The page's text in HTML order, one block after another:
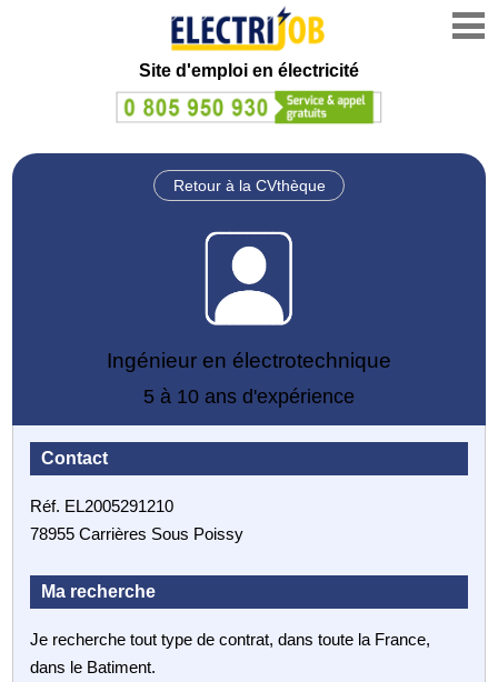
Site d'emploi en électricité
Retour à la CVthèque
Ingénieur en électrotechnique
5 à 10 ans d'expérience
Contact
Réf. EL2005291210
78955 Carrières Sous Poissy
Ma recherche
Je recherche tout type de contrat, dans toute la France,
dans le Batiment.